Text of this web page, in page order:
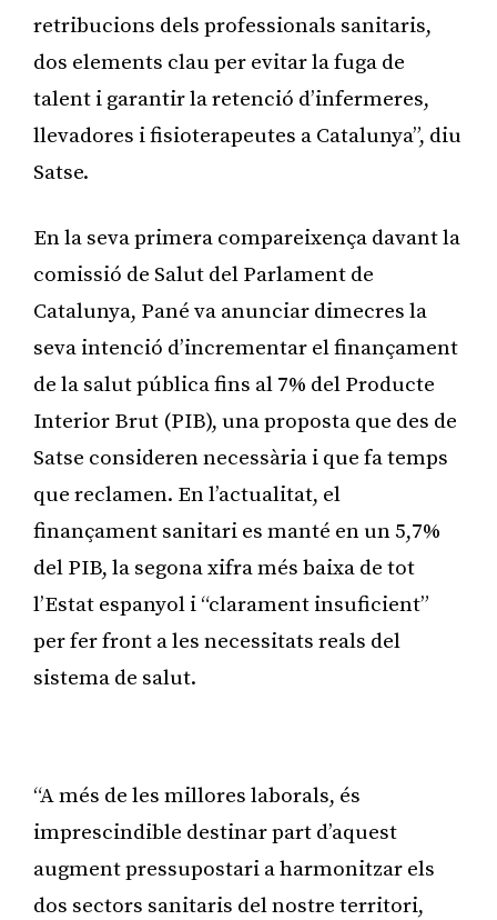
retribucions dels professionals sanitaris,
dos elements clau per evitar la fuga de
talent i garantir la retenció d’infermeres,
llevadores i fisioterapeutes a Catalunya”, diu
Satse.
En la seva primera compareixença davant la
comissió de Salut del Parlament de
Catalunya, Pané va anunciar dimecres la
seva intenció d’incrementar el finançament
de la salut pública fins al 7% del Producte
Interior Brut (PIB), una proposta que des de
Satse consideren necessària i que fa temps
que reclamen. En l’actualitat, el
finançament sanitari es manté en un 5,7%
del PIB, la segona xifra més baixa de tot
l’Estat espanyol i “clarament insuficient”
per fer front a les necessitats reals del
sistema de salut.
“A més de les millores laborals, és
imprescindible destinar part d’aquest
augment pressupostari a harmonitzar els
dos sectors sanitaris del nostre territori,